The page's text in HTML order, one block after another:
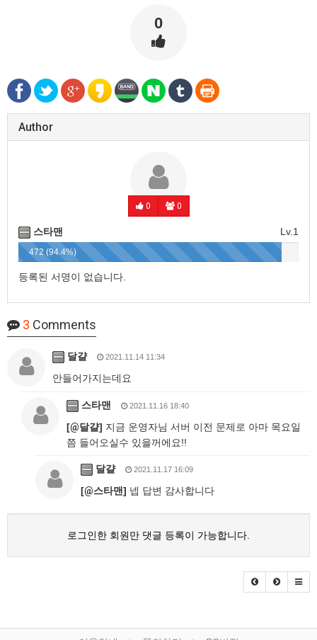
0
Author
0 0
Lv.1
스타맨
472 (94.4%)
등록된 서명이 없습니다.
3 Comments
달걀 2021.11.14 11:34
안들어가지는데요
스타맨 2021.11.16 18:40
[@달걀] 지금 운영자님 서버 이전 문제로 아마 목요일
쯤 들어오실수 있을꺼에요!!
달걀 2021.11.17 16:09
[@스타맨] 넵 답변 감사합니다
로그인한 회원만 댓글 등록이 가능합니다.